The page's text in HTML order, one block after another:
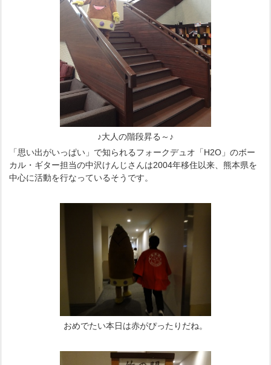
♪大人の階段昇る～♪
「思い出がいっぱい」で知られるフォークデュオ「H2O」のボー
カル・ギター担当の中沢けんじさんは2004年移住以来、熊本県を
中心に活動を行なっているそうです。
おめでたい本日は赤がぴったりだね。